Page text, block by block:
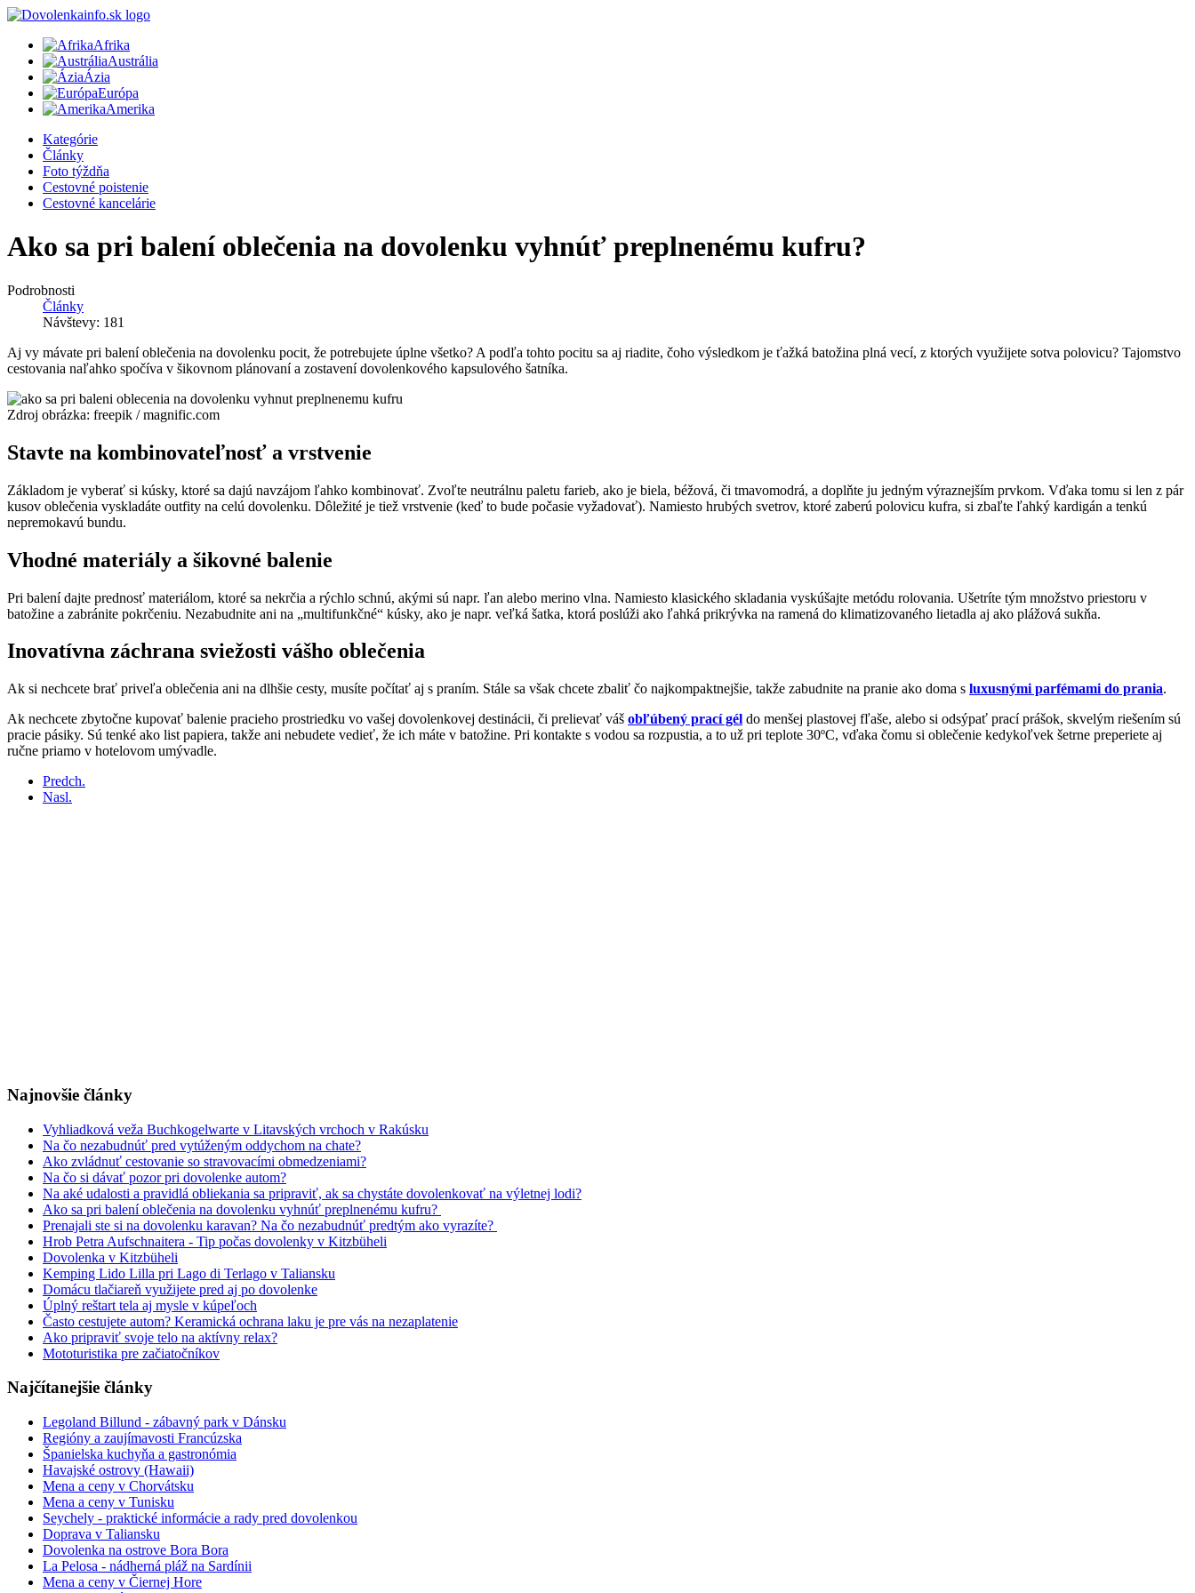
Afrika
Austrália
Ázia
Európa
Amerika
Kategórie
Články
Foto týždňa
Cestovné poistenie
Cestovné kancelárie
Ako sa pri balení oblečenia na dovolenku vyhnúť preplnenému kufru?
Podrobnosti
Články
Návštevy: 181
Aj vy mávate pri balení oblečenia na dovolenku pocit, že potrebujete úplne všetko? A podľa tohto pocitu sa aj riadite, čoho výsledkom je ťažká batožina plná vecí, z ktorých využijete sotva polovicu? Tajomstvo
cestovania naľahko spočíva v šikovnom plánovaní a zostavení dovolenkového kapsulového šatníka.
Zdroj obrázka: freepik / magnific.com
Stavte na kombinovateľnosť a vrstvenie
Základom je vyberať si kúsky, ktoré sa dajú navzájom ľahko kombinovať. Zvoľte neutrálnu paletu farieb, ako je biela, béžová, či tmavomodrá, a doplňte ju jedným výraznejším prvkom. Vďaka tomu si len z pár
kusov oblečenia vyskladáte outfity na celú dovolenku. Dôležité je tiež vrstvenie (keď to bude počasie vyžadovať). Namiesto hrubých svetrov, ktoré zaberú polovicu kufra, si zbaľte ľahký kardigán a tenkú
nepremokavú bundu.
Vhodné materiály a šikovné balenie
Pri balení dajte prednosť materiálom, ktoré sa nekrčia a rýchlo schnú, akými sú napr. ľan alebo merino vlna. Namiesto klasického skladania vyskúšajte metódu rolovania. Ušetríte tým množstvo priestoru v
batožine a zabránite pokrčeniu. Nezabudnite ani na „multifunkčné“ kúsky, ako je napr. veľká šatka, ktorá poslúži ako ľahká prikrývka na ramená do klimatizovaného lietadla aj ako plážová sukňa.
Inovatívna záchrana sviežosti vášho oblečenia
Ak si nechcete brať priveľa oblečenia ani na dlhšie cesty, musíte počítať aj s praním. Stále sa však chcete zbaliť čo najkompaktnejšie, takže zabudnite na pranie ako doma s luxusnými parfémami do prania.
Ak nechcete zbytočne kupovať balenie pracieho prostriedku vo vašej dovolenkovej destinácii, či prelievať váš obľúbený prací gél do menšej plastovej fľaše, alebo si odsýpať prací prášok, skvelým riešením sú
pracie pásiky. Sú tenké ako list papiera, takže ani nebudete vedieť, že ich máte v batožine. Pri kontakte s vodou sa rozpustia, a to už pri teplote 30ºC, vďaka čomu si oblečenie kedykoľvek šetrne preperiete aj
ručne priamo v hotelovom umývadle.
Predch.
Nasl.
Najnovšie články
Vyhliadková veža Buchkogelwarte v Litavských vrchoch v Rakúsku
Na čo nezabudnúť pred vytúženým oddychom na chate?
Ako zvládnuť cestovanie so stravovacími obmedzeniami?
Na čo si dávať pozor pri dovolenke autom?
Na aké udalosti a pravidlá obliekania sa pripraviť, ak sa chystáte dovolenkovať na výletnej lodi?
Ako sa pri balení oblečenia na dovolenku vyhnúť preplnenému kufru?
Prenajali ste si na dovolenku karavan? Na čo nezabudnúť predtým ako vyrazíte?
Hrob Petra Aufschnaitera - Tip počas dovolenky v Kitzbüheli
Dovolenka v Kitzbüheli
Kemping Lido Lilla pri Lago di Terlago v Taliansku
Domácu tlačiareň využijete pred aj po dovolenke
Úplný reštart tela aj mysle v kúpeľoch
Často cestujete autom? Keramická ochrana laku je pre vás na nezaplatenie
Ako pripraviť svoje telo na aktívny relax?
Mototuristika pre začiatočníkov
Najčítanejšie články
Legoland Billund - zábavný park v Dánsku
Regióny a zaujímavosti Francúzska
Španielska kuchyňa a gastronómia
Havajské ostrovy (Hawaii)
Mena a ceny v Chorvátsku
Mena a ceny v Tunisku
Seychely - praktické informácie a rady pred dovolenkou
Doprava v Taliansku
Dovolenka na ostrove Bora Bora
La Pelosa - nádherná pláž na Sardínii
Mena a ceny v Čiernej Hore